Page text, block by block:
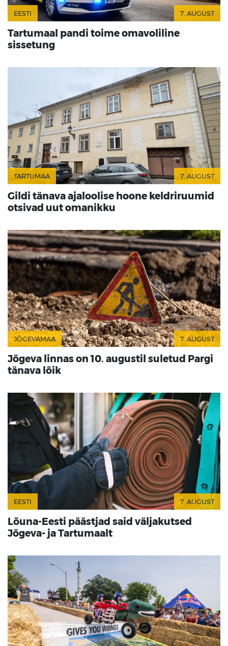
EESTI 7. AUGUST
Tartumaal pandi toime omavoliline
sissetung
TARTUMAA 7. AUGUST
Gildi tänava ajaloolise hoone keldriruumid
otsivad uut omanikku
JÕGEVAMAA 7. AUGUST
Jõgeva linnas on 10. augustil suletud Pargi
tänava lõik
EESTI 7. AUGUST
Lõuna-Eesti päästjad said väljakutsed
Jõgeva- ja Tartumaalt